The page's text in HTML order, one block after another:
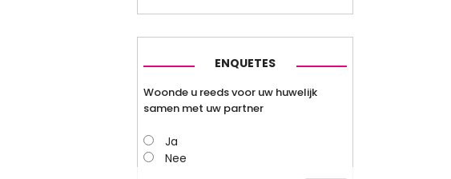
ENQUETES
Woonde u reeds voor uw huwelijk
samen met uw partner
Ja
Nee